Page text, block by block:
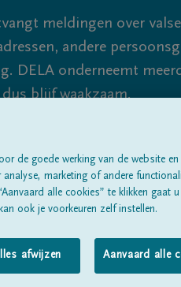
meldingen over
andere
DELA onderneemt
blijf waakzaam.
Alle rouwberichtenOver ons
de goede werking van de website en
marketing of andere
alle cookies” te klikken gaat
ook je voorkeuren zelf instellen.
afwijzen Aanvaard alle